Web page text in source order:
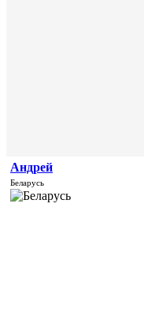
Андрей
Беларусь